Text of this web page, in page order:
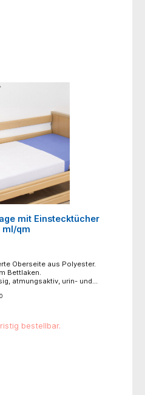
Lagerung- Ökonomisch
mit Einstecktücher
ml/qm
Oberseite aus Polyester.
Bettlaken.
atmungsaktiv, urin- und
niedrige Temperatur
Material:
Mittelschicht: Saugvlies
bestellbar.